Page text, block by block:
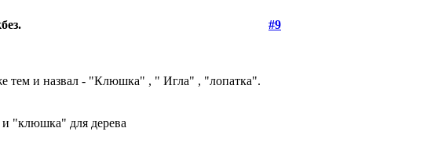
#9
тем и назвал - "Клюшка" , " Игла" , "лопатка".
"клюшка" для дерева